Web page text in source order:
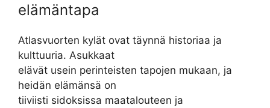
elämäntapa
Atlasvuorten kylät ovat täynnä historiaa ja
kulttuuria. Asukkaat
elävät usein perinteisten tapojen mukaan, ja
heidän elämänsä on
tiiviisti sidoksissa maatalouteen ja